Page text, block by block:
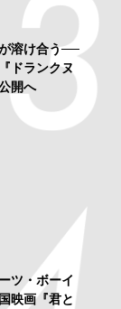
溶け合う──
ドランクヌ
開へ
ツ・ボーイ
映画『君と